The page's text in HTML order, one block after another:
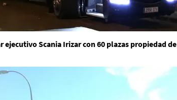
ejecutivo Scania Irizar con 60 plazas propiedad de